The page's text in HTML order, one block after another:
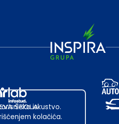
iskustvo.
kolačića.